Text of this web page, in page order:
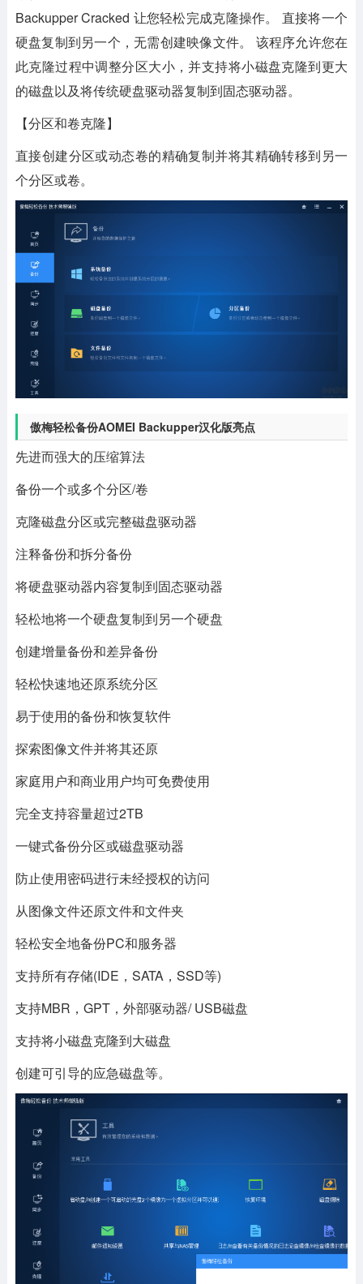
Backupper Cracked 让您轻松完成克隆操作。 直接将一个
硬盘复制到另一个，无需创建映像文件。 该程序允许您在
此克隆过程中调整分区大小，并支持将小磁盘克隆到更大
的磁盘以及将传统硬盘驱动器复制到固态驱动器。
【分区和卷克隆】
直接创建分区或动态卷的精确复制并将其精确转移到另一
个分区或卷。
傲梅轻松备份AOMEI Backupper汉化版亮点
先进而强大的压缩算法
备份一个或多个分区/卷
克隆磁盘分区或完整磁盘驱动器
注释备份和拆分备份
将硬盘驱动器内容复制到固态驱动器
轻松地将一个硬盘复制到另一个硬盘
创建增量备份和差异备份
轻松快速地还原系统分区
易于使用的备份和恢复软件
探索图像文件并将其还原
家庭用户和商业用户均可免费使用
完全支持容量超过2TB
一键式备份分区或磁盘驱动器
防止使用密码进行未经授权的访问
从图像文件还原文件和文件夹
轻松安全地备份PC和服务器
支持所有存储(IDE，SATA，SSD等)
支持MBR，GPT，外部驱动器/ USB磁盘
支持将小磁盘克隆到大磁盘
创建可引导的应急磁盘等。